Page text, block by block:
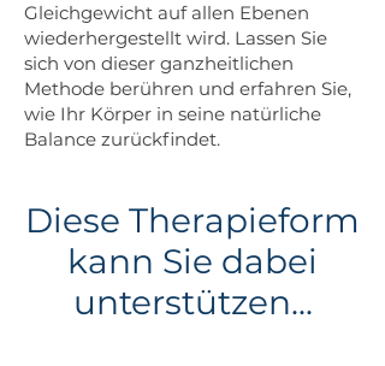
Gleichgewicht auf allen Ebenen
wiederhergestellt wird. Lassen Sie
sich von dieser ganzheitlichen
Methode berühren und erfahren Sie,
wie Ihr Körper in seine natürliche
Balance zurückfindet.
Diese Therapieform
kann Sie dabei
unterstützen...